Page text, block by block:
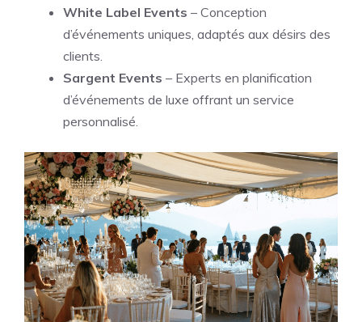
White Label Events – Conception
d’événements uniques, adaptés aux désirs des
clients.
Sargent Events – Experts en planification
d’événements de luxe offrant un service
personnalisé.